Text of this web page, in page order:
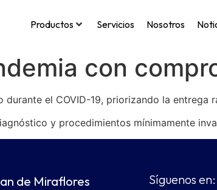
Productos Servicios Nosotros
con
el COVID-19, priorizando la entrega
y procedimientos mínimamente
de Miraflores Síguenos en: